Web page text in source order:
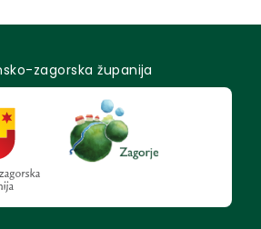
zagorska županija